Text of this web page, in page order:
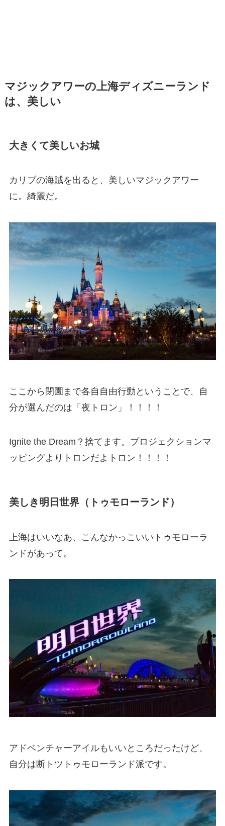
マジックアワーの上海ディズニーランド
は、美しい
大きくて美しいお城
カリブの海賊を出ると、美しいマジックアワー
に。綺麗だ。
ここから閉園まで各自自由行動ということで、自
分が選んだのは「夜トロン」！！！！
Ignite the Dream？捨てます。プロジェクションマ
ッピングよりトロンだよトロン！！！！
美しき明日世界（トゥモローランド）
上海はいいなあ、こんなかっこいいトゥモローラ
ンドがあって。
アドベンチャーアイルもいいところだったけど、
自分は断トツトゥモローランド派です。